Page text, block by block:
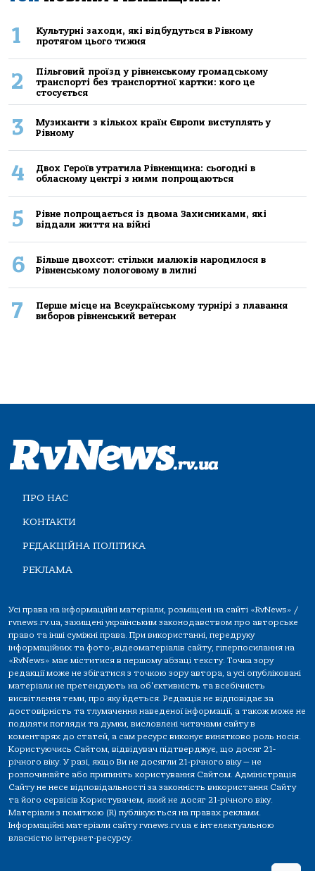
1
Культурні заходи, які відбудуться в Рівному
протягом цього тижня
2
Пільговий проїзд у рівненському громадському
транспорті без транспортної картки: кого це
стосується
3
Музиканти з кількох країн Європи виступлять у
Рівному
4
Двох Героїв утратила Рівненщина: сьогодні в
обласному центрі з ними попрощаються
5
Рівне попрощається із двома Захисниками, які
віддали життя на війні
6
Більше двохсот: стільки малюків народилося в
Рівненському пологовому в липні
7
Перше місце на Всеукраїнському турнірі з плавання
виборов рівненський ветеран
ПРО НАС
КОНТАКТИ
РЕДАКЦІЙНА ПОЛІТИКА
РЕКЛАМА
Усі права на інформаційні матеріали, розміщені на сайті «RvNews» /
rvnews.rv.ua, захищені українським законодавством про авторське
право та інші суміжні права. При використанні, передруку
інформаційних та фото-,відеоматеріалів сайту, гіперпосилання на
«RvNews» має міститися в першому абзаці тексту. Точка зору
редакції може не збігатися з точкою зору автора, а усі опубліковані
матеріали не претендують на об'єктивність та всебічність
висвітлення теми, про яку йдеться. Редакція не відповідає за
достовірність та тлумачення наведеної інформації, а також може не
поділяти погляди та думки, висловлені читачами сайту в
коментарях до статей, а сам ресурс виконує винятково роль носія.
Користуючись Сайтом, відвідувач підтверджує, що досяг 21-
річного віку. У разі, якщо Ви не досягли 21-річного віку — не
розпочинайте або припиніть користування Сайтом. Адміністрація
Сайту не несе відповідальності за законність використання Сайту
та його сервісів Користувачем, який не досяг 21-річного віку.
Матеріали з поміткою (R) публікуються на правах реклами.
Інформаційні матеріали сайту rvnews.rv.ua є інтелектуальною
власністю інтернет-ресурсу.